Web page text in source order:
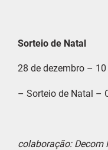
Sorteio de Natal
28 de dezembro –
– Sorteio de Natal –
colaboração: Decom